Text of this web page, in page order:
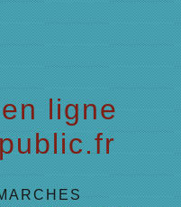
ligne